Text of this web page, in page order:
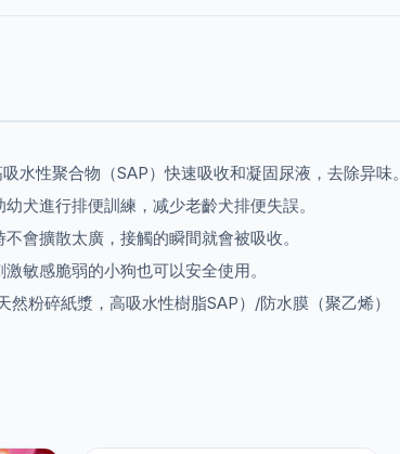
水性聚合物（SAP）快速吸收和凝固尿液，去除异味。
犬進行排便訓練，减少老齡犬排便失誤。
會擴散太廣，接觸的瞬間就會被吸收。
敏感脆弱的小狗也可以安全使用。
粉碎紙漿，高吸水性樹脂SAP）/防水膜（聚乙烯）